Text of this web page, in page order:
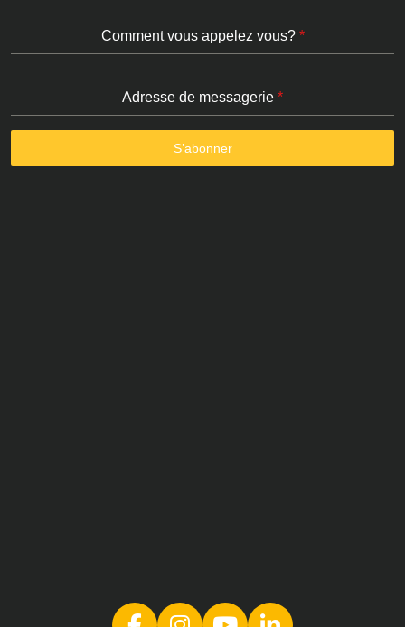
Comment vous appelez vous? *
Adresse de messagerie *
S’abonner